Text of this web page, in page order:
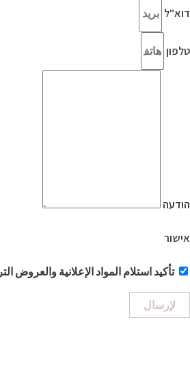
דוא"ל
טלפון
הודעה
אישור
تأكيد استلام المواد الإعلانية والعروض
لإرسال